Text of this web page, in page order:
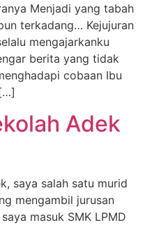
Menjadi yang tabah
terkadang… Kejujuran
mengajarkanku
berita yang tidak
cobaan Ibu
Adek
salah satu murid
mengambil jurusan
masuk SMK LPMD